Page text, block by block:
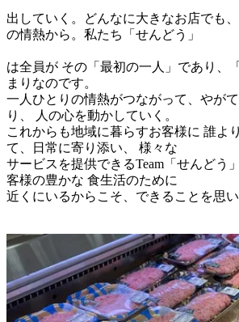
出していく。どんなに大きなお店でも
の情熱から。私たち「せんどう」
は全員が その「最初の一人」であり、
まりなのです。
一人ひとりの情熱がつながって、やが
り、 人の心を動かしていく。
これからも地域に暮らすお客様に 誰よ
て、日常に寄り添い、 様々な
サービスを提供できるTeam「せんどう
客様の豊かな 食生活のために
近くにいるからこそ、できることを思い